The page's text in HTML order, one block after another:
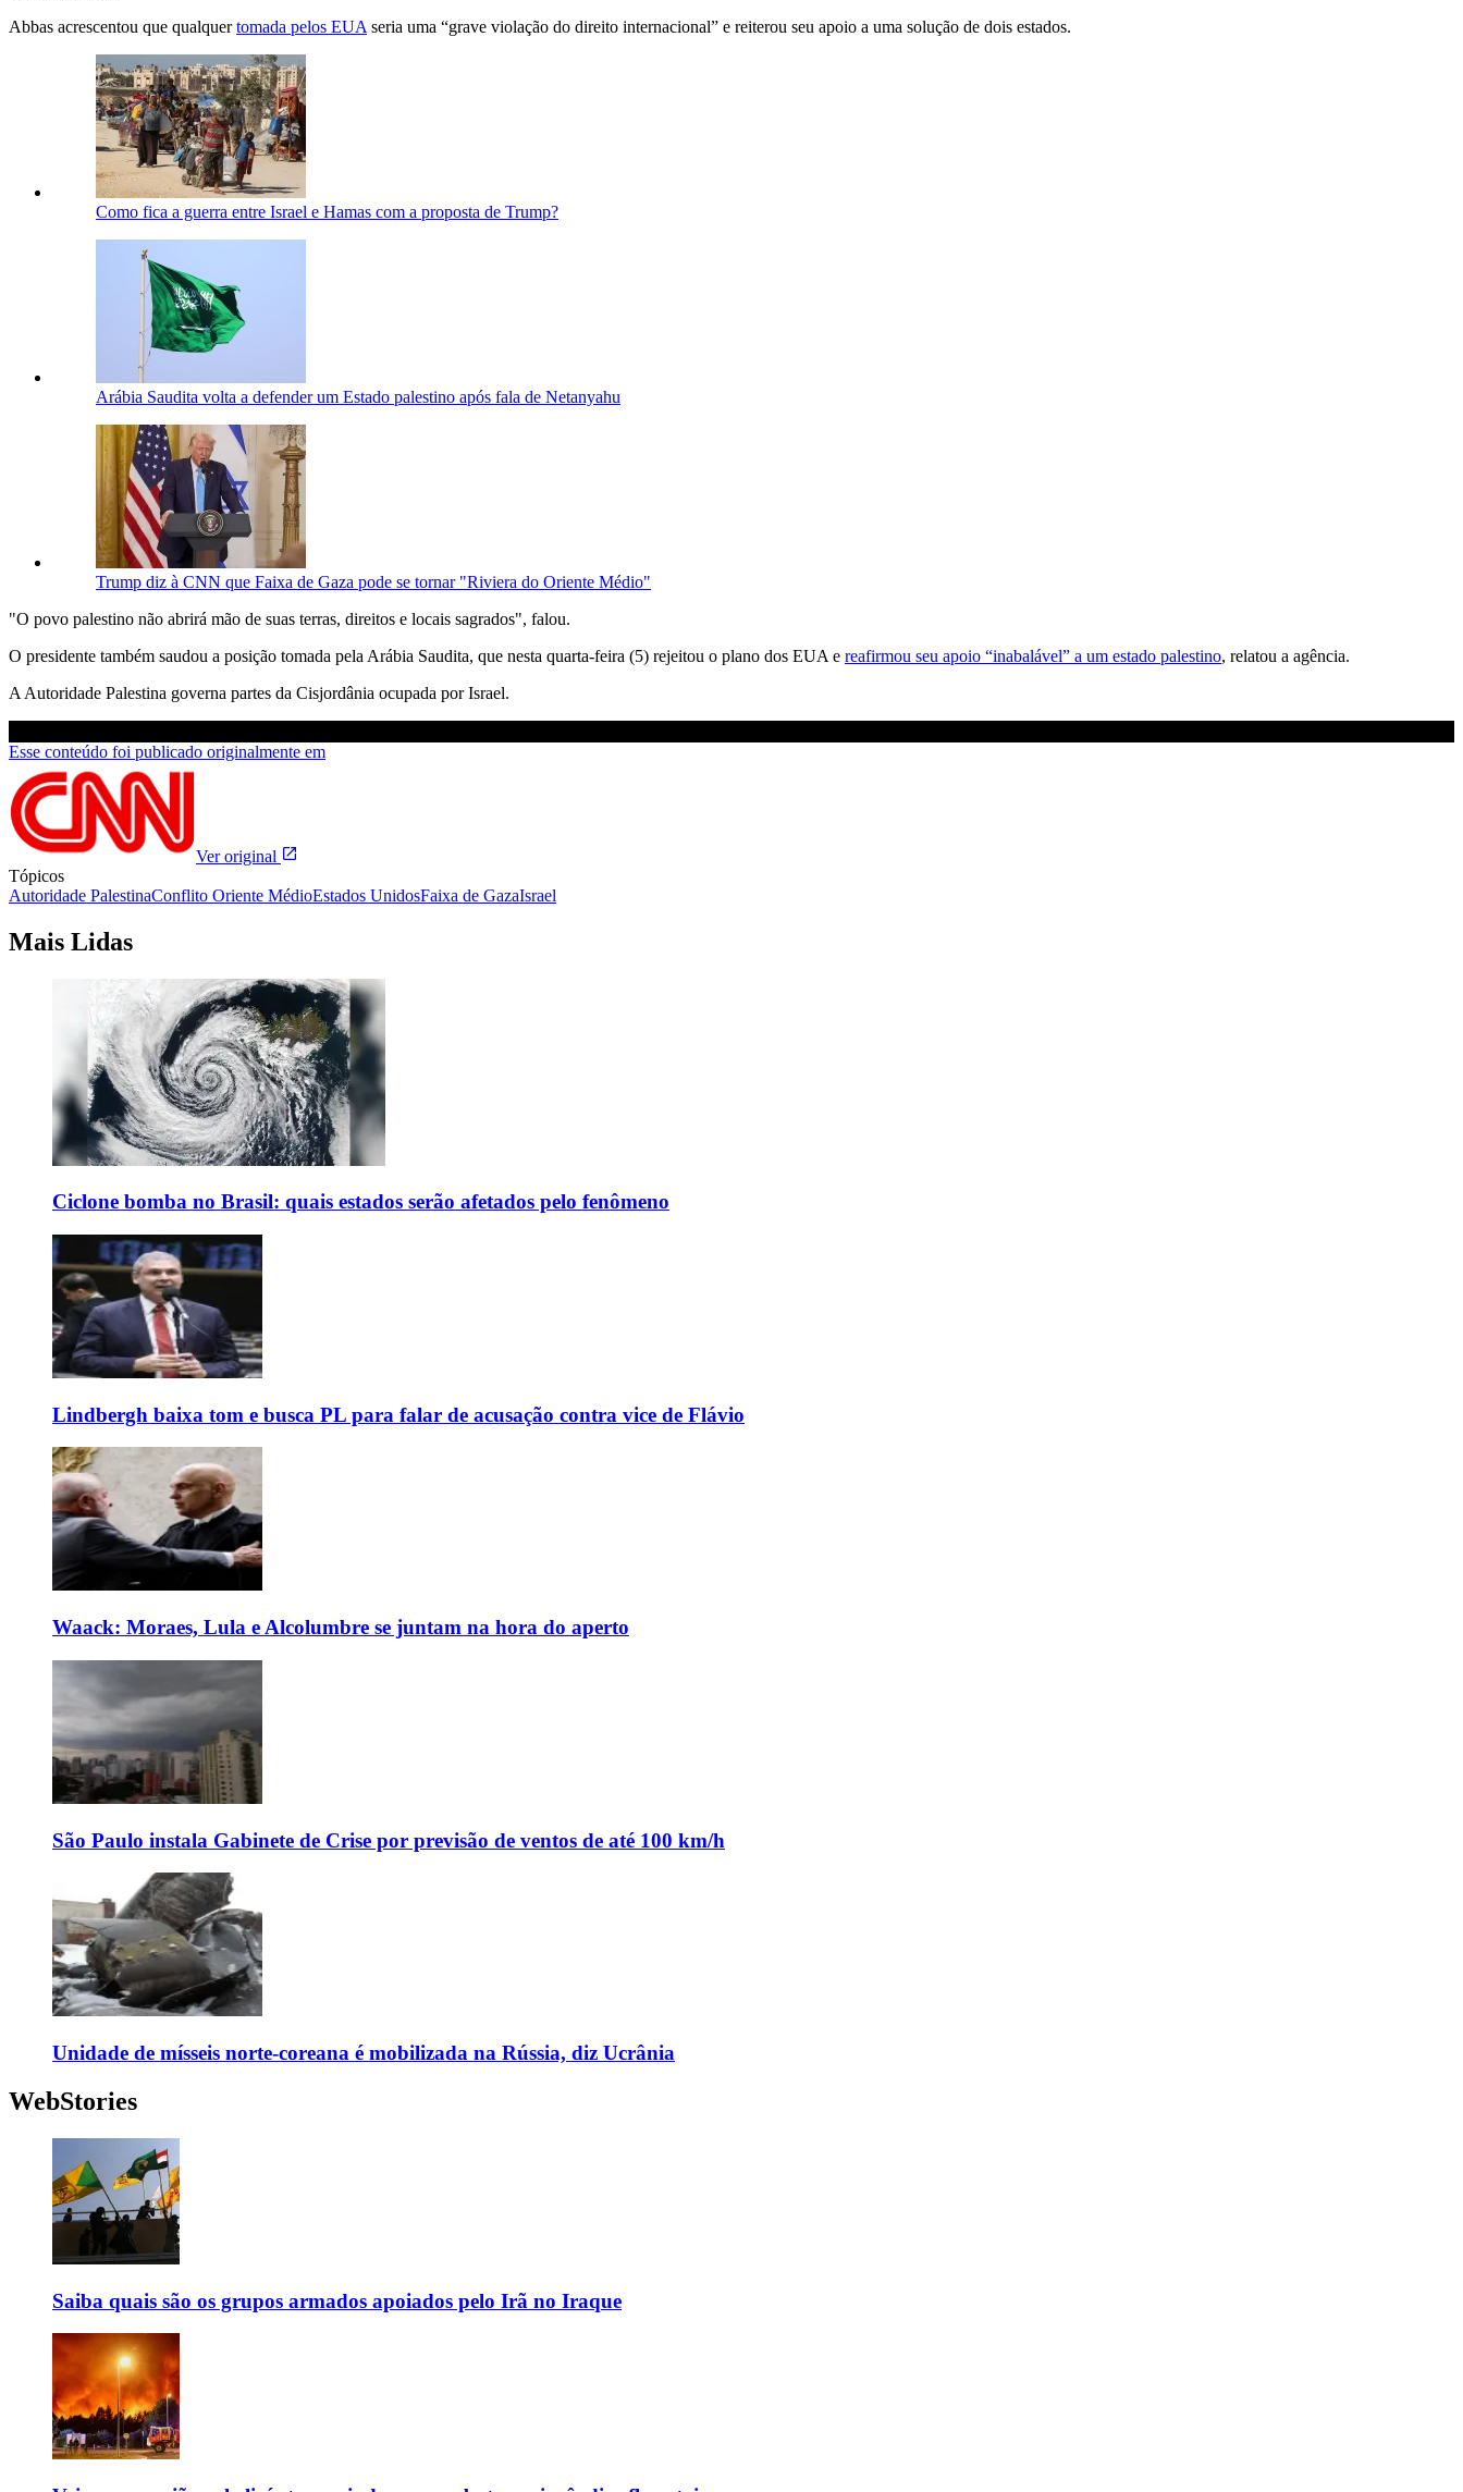
Abbas acrescentou que qualquertomada pelos EUA seria uma “grave violação do direito internacional” e reiterou seu apoio a uma solução de dois estados.
Como fica a guerra entre Israel e Hamas com a proposta de Trump?
Arábia Saudita volta a defender um Estado palestino após fala de Netanyahu
Trump diz à CNN que Faixa de Gaza pode se tornar "Riviera do Oriente Médio"
"O povo palestino não abrirá mão de suas terras, direitos e locais sagrados", falou.
O presidente também saudou a posição tomada pela Arábia Saudita, que nesta quarta-feira (5) rejeitou o plano dos EUA e reafirmou seu apoio “inabalável” a um estado palestino, relatou a agência.
A Autoridade Palestina governa partes da Cisjordânia ocupada por Israel.
Esse conteúdo foi publicado originalmente em
Ver original
Tópicos
Autoridade PalestinaConflito Oriente MédioEstados UnidosFaixa de GazaIsrael
Mais Lidas
Ciclone bomba no Brasil: quais estados serão afetados pelo fenômeno
Lindbergh baixa tom e busca PL para falar de acusação contra vice de Flávio
Waack: Moraes, Lula e Alcolumbre se juntam na hora do aperto
São Paulo instala Gabinete de Crise por previsão de ventos de até 100 km/h
Unidade de mísseis norte-coreana é mobilizada na Rússia, diz Ucrânia
WebStories
Saiba quais são os grupos armados apoiados pelo Irã no Iraque